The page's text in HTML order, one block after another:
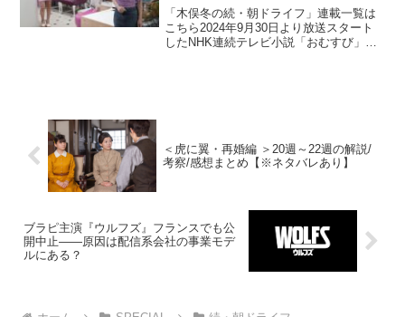
「木俣冬の続・朝ドライフ」連載一覧は
こちら2024年9月30日より放送スタート
したNHK連続テレビ小説「おむすび」。
＜虎に翼・再婚編 ＞20週～22週の解説/
考察/感想まとめ【※ネタバレあり】
ブラピ主演『ウルフズ』フランスでも公
開中止——原因は配信系会社の事業モデ
ルにある？